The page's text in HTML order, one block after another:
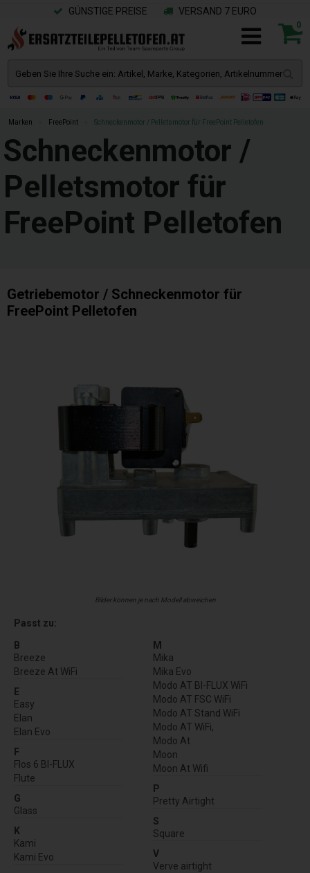
GÜNSTIGE PREISE VERSAND 7 EURO
0
Marken FreePoint Schneckenmotor / Pelletsmotor für FreePoint Pelletofen
Schneckenmotor /
Pelletsmotor für
FreePoint Pelletofen
Getriebemotor / Schneckenmotor für
FreePoint Pelletofen
Bilder können je nach Modell abweichen
Passt zu:
B
Breeze
Breeze At WiFi
E
Easy
Elan
Elan Evo
F
Flos 6 BI-FLUX
Flute
G
Glass
K
Kami
Kami Evo
M
Mika
Mika Evo
Modo AT BI-FLUX WiFi
Modo AT FSC WiFi
Modo AT Stand WiFi
Modo AT WiFi,
Modo At
Moon
Moon At Wifi
P
Pretty Airtight
S
Square
V
Verve airtight